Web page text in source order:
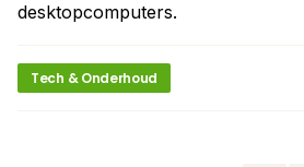
desktopcomputers.
Tech & Onderhoud